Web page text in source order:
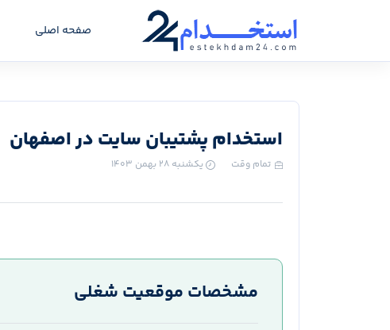
صفحه اصلی
استخدام پشتیبان سایت در اصفهان
تمام وقت یکشنبه ۲۸ بهمن ۱۴۰۳
مشخصات موقعیت شغلی